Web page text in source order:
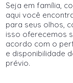
Seja em família,
aqui você
para seus olhos,
isso oferecemos
acordo com o
e disponibilidade
prévio.